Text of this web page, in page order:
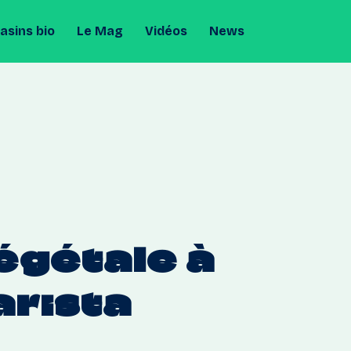
bio Le Mag Vidéos News
à